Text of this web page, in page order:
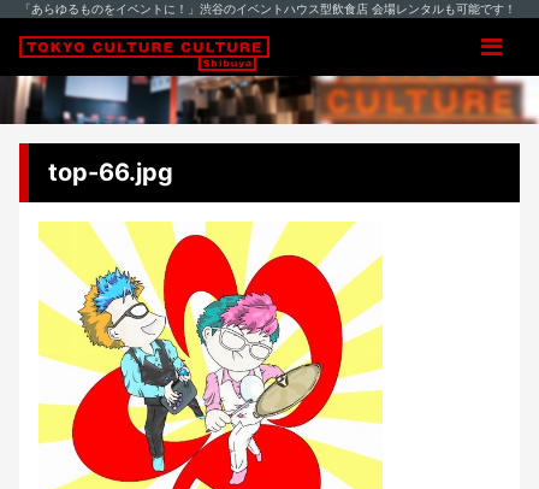
「あらゆるものをイベントに！」渋谷のイベントハウス型飲食店 会場レンタルも可能です！
top-66.jpg